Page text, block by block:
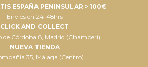
ESPAÑA PENINSULAR > 100€
Envíos en 24-48hrs
CLICK AND COLLECT
de Córdoba 8, Madrid (Chamberí)
NUEVA TIENDA
35, Málaga (Centro)